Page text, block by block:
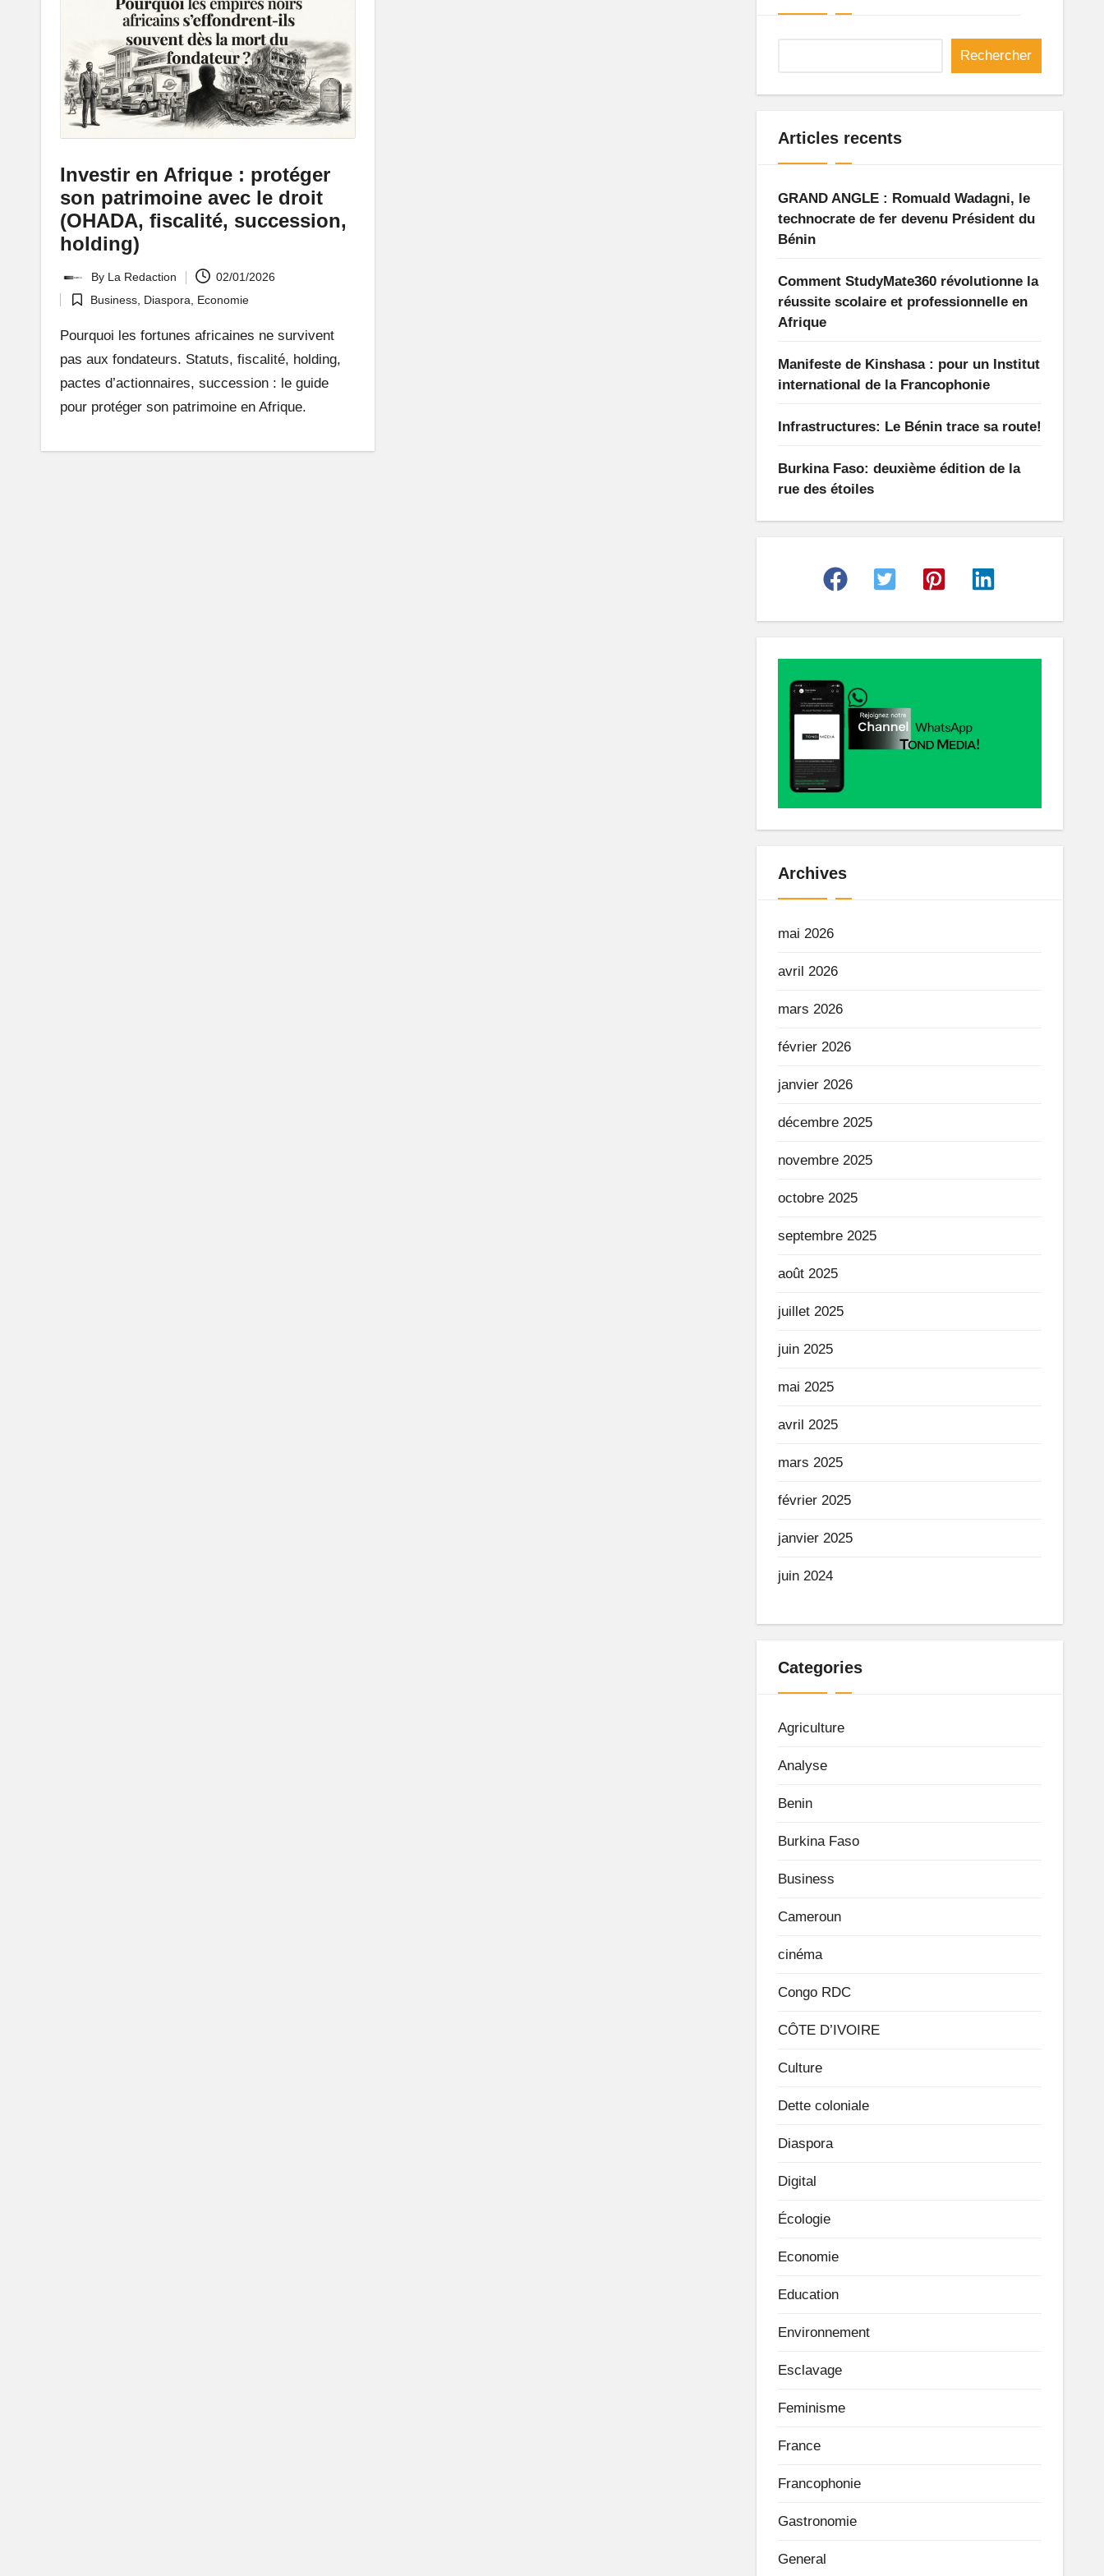
o
rt
ai
d
Investir en Afrique : protéger
son patrimoine avec le droit
(OHADA, fiscalité, succession,
holding)
by
By La Redaction 02/01/2026
Posted
in
Business Diaspora Economie
Pourquoi les fortunes africaines ne survivent
pas aux fondateurs. Statuts, fiscalité, holding,
pactes d’actionnaires, succession : le guide
pour protéger son patrimoine en Afrique.
Rechercher
Articles recents
GRAND ANGLE : Romuald Wadagni, le
technocrate de fer devenu Président du
Bénin
Comment StudyMate360 révolutionne la
réussite scolaire et professionnelle en
Afrique
Manifeste de Kinshasa : pour un Institut
international de la Francophonie
Infrastructures: Le Bénin trace sa route!
Burkina Faso: deuxième édition de la
rue des étoiles
Archives
mai 2026
avril 2026
mars 2026
février 2026
janvier 2026
décembre 2025
novembre 2025
octobre 2025
septembre 2025
août 2025
juillet 2025
juin 2025
mai 2025
avril 2025
mars 2025
février 2025
janvier 2025
juin 2024
Categories
Agriculture
Analyse
Benin
Burkina Faso
Business
Cameroun
cinéma
Congo RDC
CÔTE D’IVOIRE
Culture
Dette coloniale
Diaspora
Digital
Écologie
Economie
Education
Environnement
Esclavage
Feminisme
France
Francophonie
Gastronomie
General